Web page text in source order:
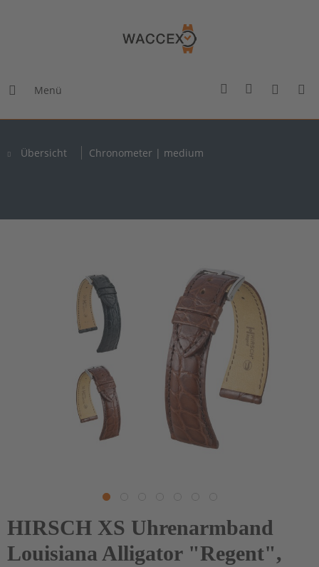
Menü
Übersicht Chronometer | medium
HIRSCH XS Uhrenarmband
Louisiana Alligator "Regent",